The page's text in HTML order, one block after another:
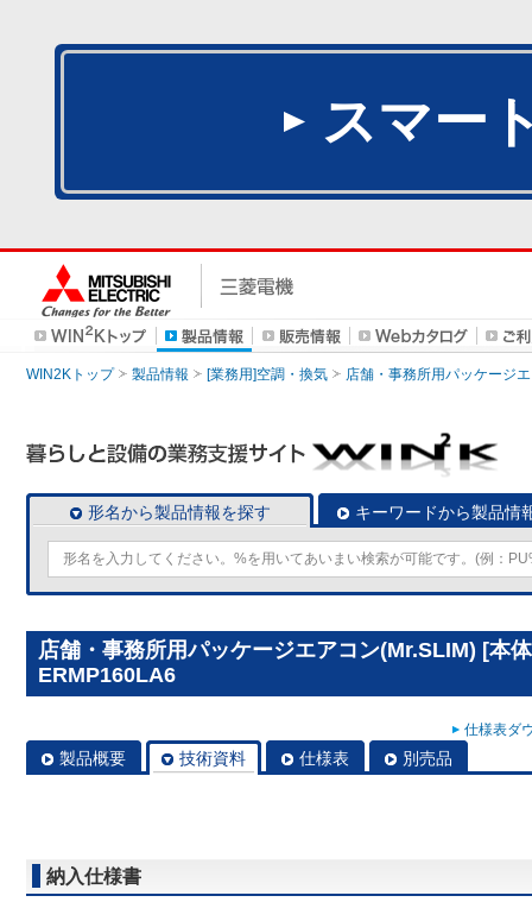
スマー
WIN2Kトップ 製品情報 [業務用]空調・換気 店舗・事務所用パッケージ
形名から製品情報を探す キーワードから製品情
店舗・事務所用パッケージエアコン(Mr.SLIM) [本
ERMP160LA6
仕様表ダ
製品概要 技術資料 仕様表 別売品
納入仕様書